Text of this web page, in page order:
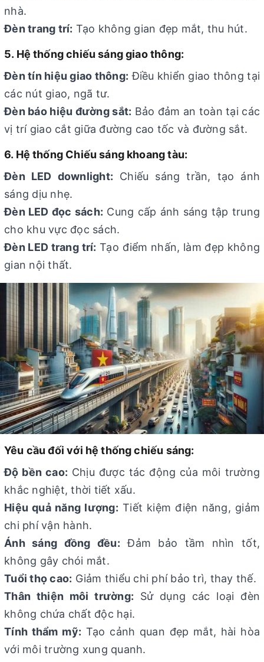
nhà.
Đèn trang trí: Tạo không gian đẹp mắt, thu hút.
5. Hệ thống chiếu sáng giao thông:
Đèn tín hiệu giao thông: Điều khiển giao thông tại
các nút giao, ngã tư.
Đèn báo hiệu đường sắt: Bảo đảm an toàn tại các
vị trí giao cắt giữa đường cao tốc và đường sắt.
6. Hệ thống Chiếu sáng khoang tàu:
Đèn LED downlight: Chiếu sáng trần, tạo ánh
sáng dịu nhẹ.
Đèn LED đọc sách: Cung cấp ánh sáng tập trung
cho khu vực đọc sách.
Đèn LED trang trí: Tạo điểm nhấn, làm đẹp không
gian nội thất.
Yêu cầu đối với hệ thống chiếu sáng:
Độ bền cao: Chịu được tác động của môi trường
khắc nghiệt, thời tiết xấu.
Hiệu quả năng lượng: Tiết kiệm điện năng, giảm
chi phí vận hành.
Ánh sáng đồng đều: Đảm bảo tầm nhìn tốt,
không gây chói mắt.
Tuổi thọ cao: Giảm thiểu chi phí bảo trì, thay thế.
Thân thiện môi trường: Sử dụng các loại đèn
không chứa chất độc hại.
Tính thẩm mỹ: Tạo cảnh quan đẹp mắt, hài hòa
với môi trường xung quanh.